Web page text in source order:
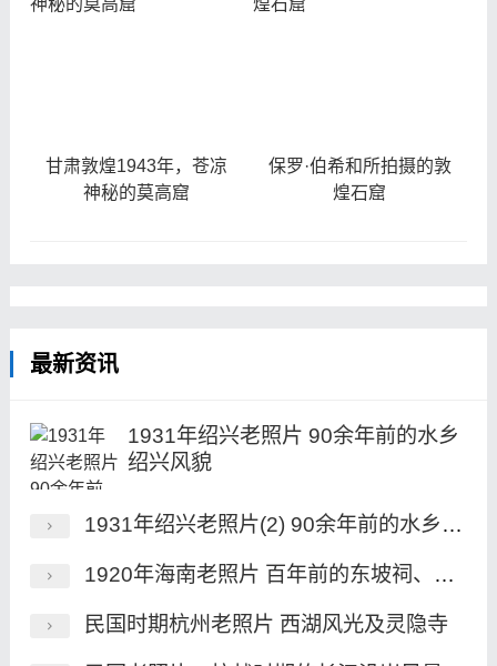
甘肃敦煌1943年，苍凉
神秘的莫高窟
保罗·伯希和所拍摄的敦
煌石窟
最新资讯
1931年绍兴老照片 90余年前的水乡
绍兴风貌
1931年绍兴老照片(2) 90余年前的水乡绍兴风貌
1920年海南老照片 百年前的东坡祠、昌明塔、海瑞墓
民国时期杭州老照片 西湖风光及灵隐寺